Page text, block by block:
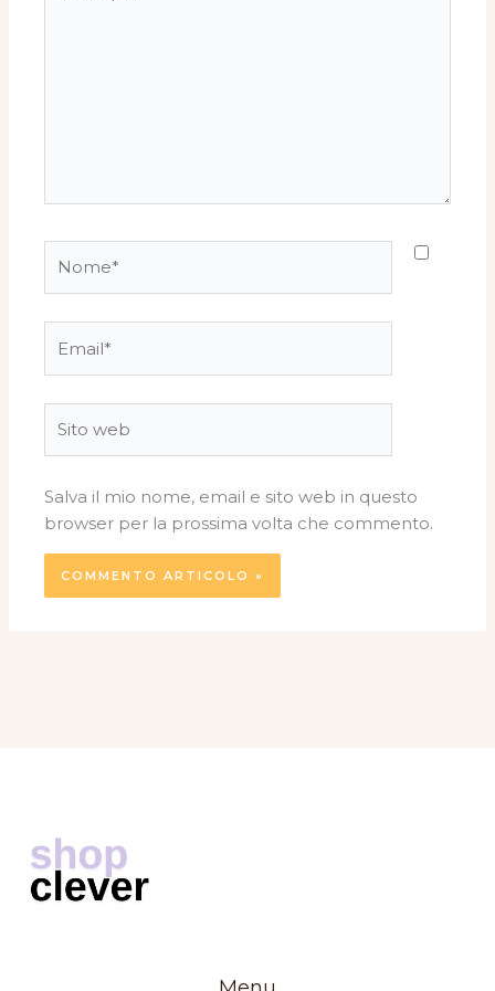
web
Salva il mio nome, email e sito web in questo
browser per la prossima volta che commento.